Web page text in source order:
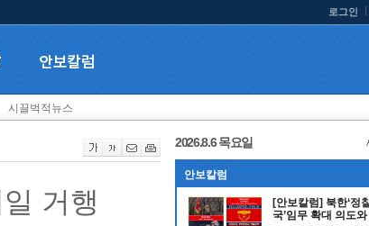
로그인
시끌벅적뉴스
거행
2026.8.6 목요일
안보칼럼
[안보칼럼] 북한‘정
국’임무 확대 의도와